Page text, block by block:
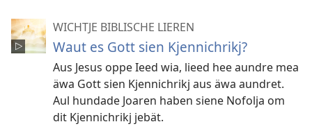
WICHTJE BIBLISCHE LIEREN
Waut es Gott sien Kjennichrikj?
Aus Jesus oppe Ieed wia, lieed hee aundre mea
äwa Gott sien Kjennichrikj aus äwa aundret.
Aul hundade Joaren haben siene Nofolja om
dit Kjennichrikj jebät.